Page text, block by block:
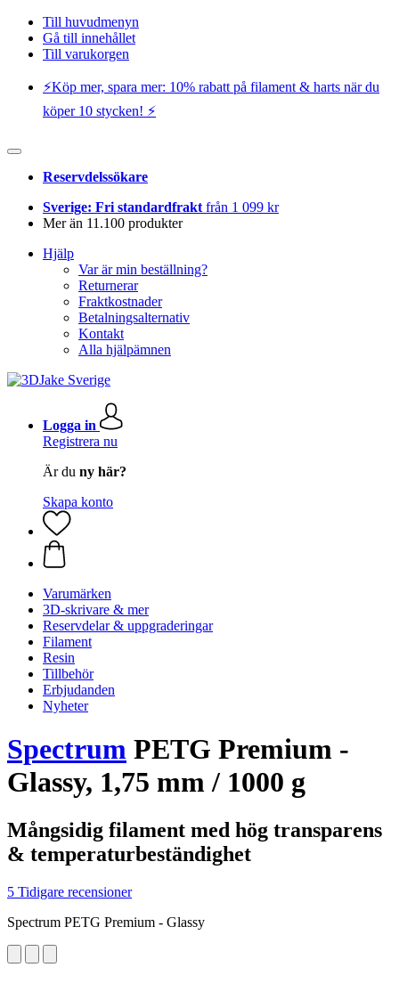
Till huvudmenyn
Gå till innehållet
Till varukorgen
⚡️Köp mer, spara mer: 10% rabatt på filament & harts när du
köper 10 stycken! ⚡️
Reservdelssökare
Sverige: Fri standardfrakt från 1 099 kr
Mer än 11.100 produkter
Hjälp
Var är min beställning?
Returnerar
Fraktkostnader
Betalningsalternativ
Kontakt
Alla hjälpämnen
Logga in
Registrera nu
Är du ny här?
Skapa konto
Varumärken
3D-skrivare & mer
Reservdelar & uppgraderingar
Filament
Resin
Tillbehör
Erbjudanden
Nyheter
Spectrum PETG Premium -
Glassy, 1,75 mm / 1000 g
Mångsidig filament med hög transparens
& temperaturbeständighet
5 Tidigare recensioner
Spectrum PETG Premium - Glassy